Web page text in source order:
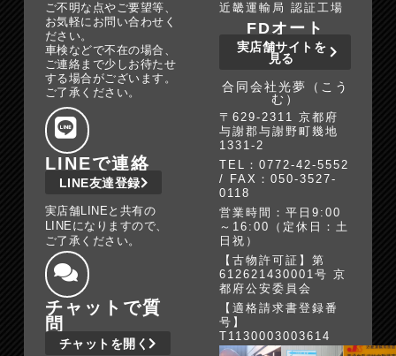
ご不明な点やご要望等、
お気軽にお問い合わせく
ださい。
車検などで不在の場合、
ご連絡まで少しお待たせ
する場合がございます。
ご了承ください。
LINEで連絡
LINE友達登録
実店舗LINEと共有の
LINEになりますので、
ご了承ください。
チャットで質
問
チャットを開く
近畿運輸局 認証工場
FDオート
実店舗サイトを
見る
合同会社光夢（こう
む）
〒629-2311 京都府
与謝郡与謝野町幾地
1331-2
TEL：0772-42-5552
/ FAX：050-3527-
0118
営業時間：平日9:00
～16:00（定休日：土
日祝）
【古物許可証】第
612621430001号 京
都府公安委員会
【適格請求書登録番
号】
T1130003003614